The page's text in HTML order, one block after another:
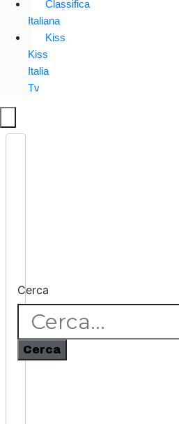
Classifica
Italiana
Kiss
Kiss
Italia
Tv
Cerca
Cerca